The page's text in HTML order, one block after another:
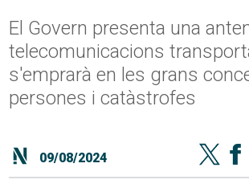
El Govern presenta una
telecomunicacions
s'emprarà en les grans
persones i catàstrofes
09/08/2024